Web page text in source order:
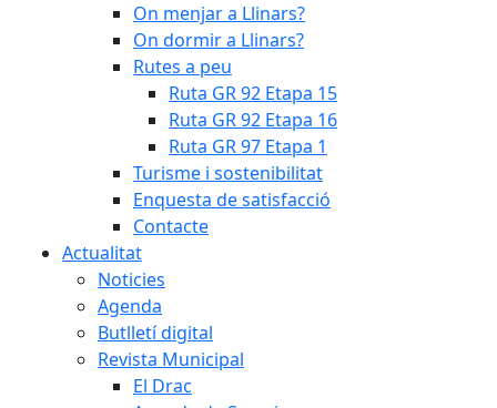
On menjar a Llinars?
On dormir a Llinars?
Rutes a peu
Ruta GR 92 Etapa 15
Ruta GR 92 Etapa 16
Ruta GR 97 Etapa 1
Turisme i sostenibilitat
Enquesta de satisfacció
Contacte
Actualitat
Noticies
Agenda
Butlletí digital
Revista Municipal
El Drac